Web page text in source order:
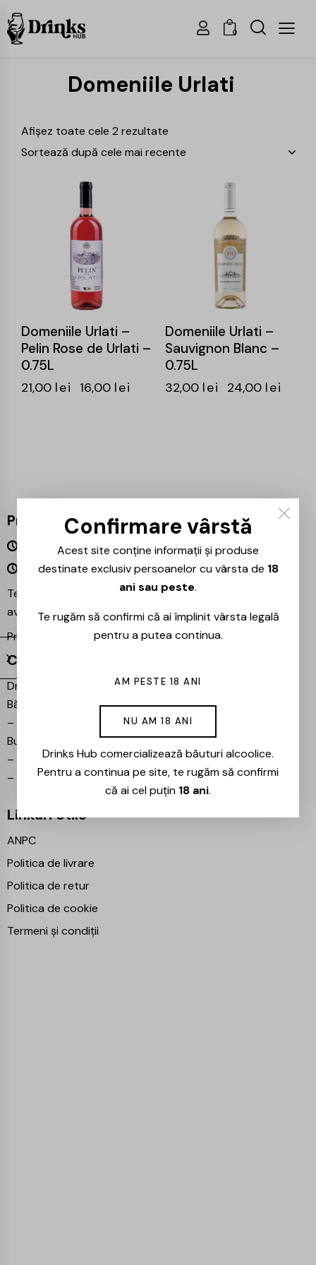
0
Domeniile Urlati
Afișez toate cele 2 rezultate
Domeniile Urlati –
Pelin Rose de Urlati –
0.75L
21,00 lei 16,00 lei
Domeniile Urlati –
Sauvignon Blanc –
0.75L
32,00 lei 24,00 lei
Program
Luni – Vineri 09:00 – 18:00
Sâmbătă – Duminică Închis
Te așteptăm și în magazinul nostru din București –
avem mereu reduceri speciale la băuturile preferate!
Proiecte partenere:Ezotera
Contact
Drinks Hub – Magazin de
Băuturi
–
Bulevardul Iuliu Maniu 7,
București 061102
–
info@drinkshub.ro
–
0725 860 799
Linkuri Utile
ANPC
Politica de livrare
Politica de retur
Politica de cookie
Termeni și condiții
Confirmare vârstă
Acest site conține informații și produse
destinate exclusiv persoanelor cu vârsta de 18
ani sau peste.
Te rugăm să confirmi că ai împlinit vârsta legală
pentru a putea continua.
AM PESTE 18 ANI
NU AM 18 ANI
Drinks Hub comercializează băuturi alcoolice.
Pentru a continua pe site, te rugăm să confirmi
că ai cel puțin 18 ani.